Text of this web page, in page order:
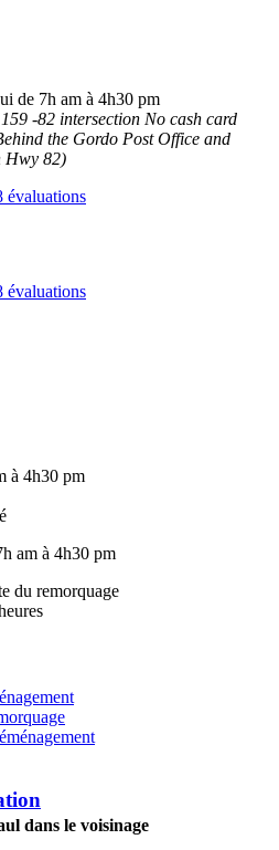
de 7h am à 4h30 pm
-82 intersection No cash card
the Gordo Post Office and
Hwy 82)
évaluations
évaluations
à 4h30 pm
am à 4h30 pm
du remorquage
dans le voisinage